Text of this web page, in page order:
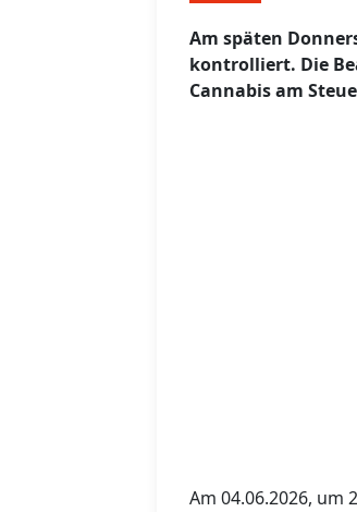
Am späten
kontrolliert. Die
Cannabis am
Am 04.06.2026,